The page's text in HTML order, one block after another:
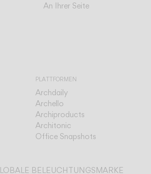
An Ihrer Seite
PLATTFORMEN
Archdaily
Archello
Archiproducts
Architonic
Office Snapshots
BELEUCHTUNGSMARKE